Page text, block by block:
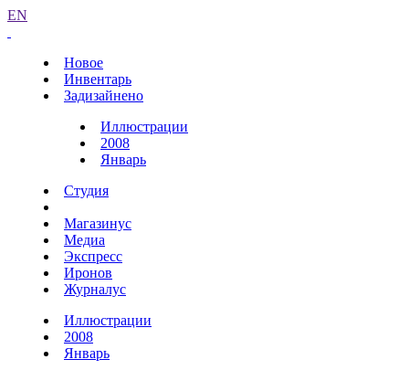
EN
Новое
Инвентарь
Задизайнено
Иллюстрации
2008
Январь
Студия
Магазинус
Медиа
Экспресс
Иронов
Журналус
Иллюстрации
2008
Январь